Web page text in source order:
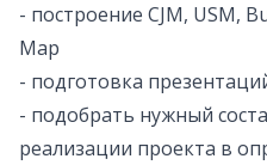
- построение CJM, USM,
Map
- подготовка
- подобрать нужный
реализации проекта в